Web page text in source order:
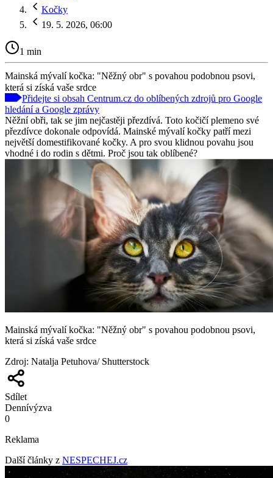
Kočky
19. 5. 2026, 06:00
1 min
Mainská mývalí kočka: "Něžný obr" s povahou podobnou psovi,
která si získá vaše srdce
Přidejte si obsah Centrum.cz do oblíbených zdrojů pro Google
hledání a Google zprávy
Něžní obři, tak se jim nejčastěji přezdívá. Toto kočičí plemeno své
přezdívce dokonale odpovídá. Mainské mývalí kočky patří mezi
největší domestifikované kočky. A pro svou klidnou povahu jsou
vhodné i do rodin s dětmi. Proč jsou tak oblíbené?
Mainská mývalí kočka: "Něžný obr" s povahou podobnou psovi,
která si získá vaše srdce
Zdroj: Natalja Petuhova/ Shutterstock
Sdílet
Dennívýzva
0
Reklama
Další články z NESPECHEJ.cz